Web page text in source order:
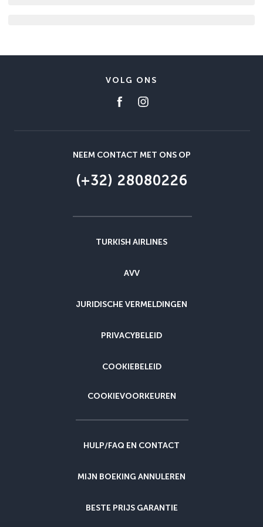
VOLG ONS
NEEM CONTACT MET ONS OP
(+32) 28080226
TURKISH AIRLINES
AVV
JURIDISCHE VERMELDINGEN
PRIVACYBELEID
COOKIEBELEID
COOKIEVOORKEUREN
HULP/FAQ EN CONTACT
MIJN BOEKING ANNULEREN
BESTE PRIJS GARANTIE